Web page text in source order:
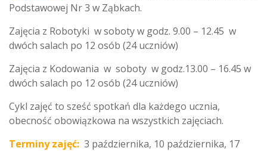
Podstawowej Nr 3 w Ząbkach.
Zajęcia z Robotyki w soboty w godz. 9.00 – 12.45 w
dwóch salach po 12 osób (24 uczniów)
Zajęcia z Kodowania w soboty w godz.13.00 – 16.45 w
dwóch salach po 12 osób (24 uczniów)
Cykl zajęć to sześć spotkań dla każdego ucznia,
obecność obowiązkowa na wszystkich zajęciach.
Terminy zajęć: 3 października, 10 października, 17